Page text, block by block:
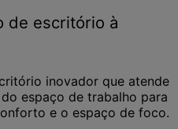
de escritório à
inovador que atende
espaço de trabalho para
e o espaço de foco.